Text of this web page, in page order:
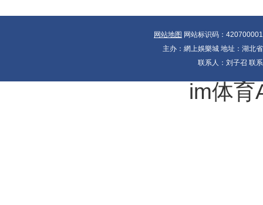
网站地图 网站标识码：
主办：網上娛樂城 地址：湖北
联系人：刘子召 联
im体育